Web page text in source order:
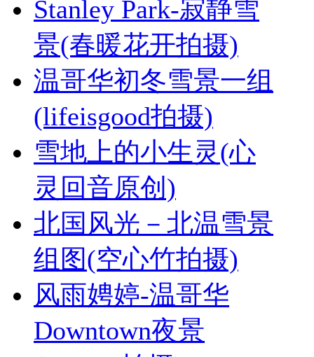
Stanley Park-寂静雪
景(春暖花开拍摄)
温哥华初冬雪景一组
(lifeisgood拍摄)
雪地上的小生灵(心
灵回音原创)
北国风光－北温雪景
组图(空心竹拍摄)
风雨娉婷-温哥华
Downtown夜景